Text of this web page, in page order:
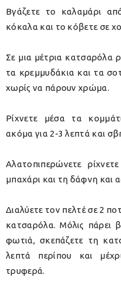
Βγάζετε το καλαμάρι
κόκαλα και το κόβετε σε
Σε μια μέτρια κατσαρόλα
τα κρεμμυδάκια και τα
χωρίς να πάρουν χρώμα.
Ρίχνετε μέσα τα
ακόμα για 2-3 λεπτά και
Αλατοπιπερώνετε
μπαχάρι και τη δάφνη και
Διαλύετε τον πελτέ σε 2
κατσαρόλα. Μόλις πάρει
φωτιά, σκεπάζετε τη
λεπτά περίπου και
τρυφερά.